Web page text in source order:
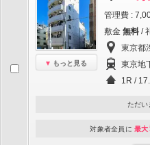
もっと見る
管理費 :
敷金 無料 /
東京都
東京地
1R /
ただい
対象者全員に 最大